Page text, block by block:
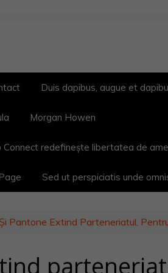
Duis dapibus, augue et
Morgan Howen
Connect redefinește libertatea de
Sed ut perspiciatis unde
Pantone Extind Parteneriatul,